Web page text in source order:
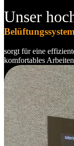
Unser
sorgt für eine
komfortables